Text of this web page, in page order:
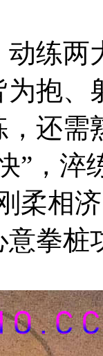
两
为抱
还需
”，淬
柔相
拳桩